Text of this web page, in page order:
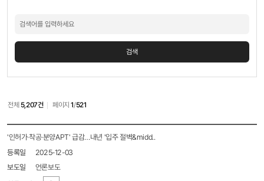
검색
전체 5,207건 페이지1/521
목록
-
번호,
'인허가·착공·분양APT' 급감…내년 '입주 절벽&midd..
2025-12-03
언론보도